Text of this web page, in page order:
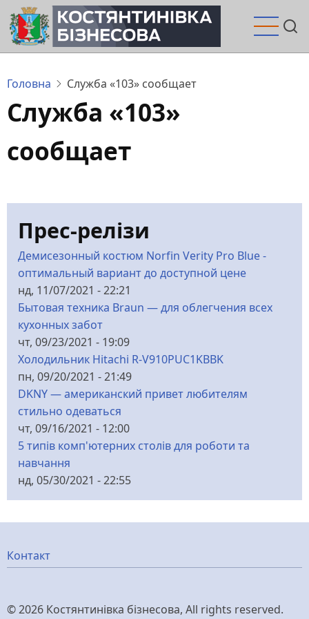
Перейти
до
основного
Головна
Служба «103» сообщает
Служба «103»
сообщает
Прес-релізи
Демисезонный костюм Norfin Verity Pro Blue -
оптимальный вариант до доступной цене
нд, 11/07/2021 - 22:21
Бытовая техника Braun — для облегчения всех
кухонных забот
чт, 09/23/2021 - 19:09
Холодильник Hitachi R-V910PUC1KBBK
пн, 09/20/2021 - 21:49
DKNY — американский привет любителям
стильно одеваться
чт, 09/16/2021 - 12:00
5 типів комп'ютерних столів для роботи та
навчання
нд, 05/30/2021 - 22:55
Меню
Контакт
© 2026 Костянтинівка бізнесова, All rights reserved.